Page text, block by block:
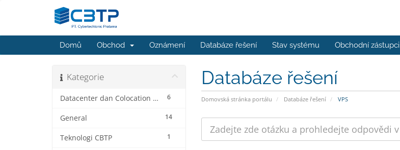
Domů Obchod Oznámení Databáze řešení Stav systému Obchodní zástupci
Databáze řešení
Domovská stránka portálu Databáze řešení VPS
Kategorie
6
Datacenter dan Colocation Service
14
General
1
Teknologi CBTP